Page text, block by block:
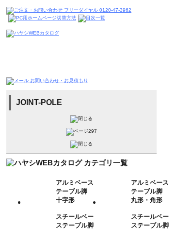
JOINT-POLE
アルミベース
テーブル脚
十字形
アルミベース
テーブル脚
丸形・角形
スチールベー
ステーブル脚
スチールベー
ステーブル脚